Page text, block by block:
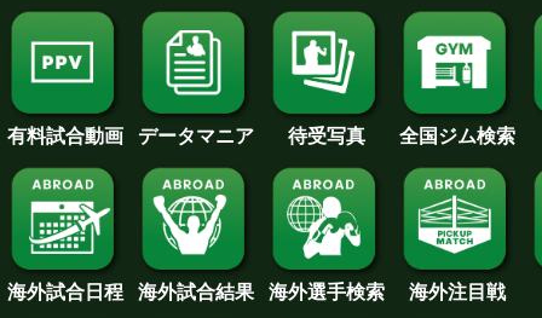
有料試合動画 データマニア 待受写真 全国ジム検索
海外試合日程 海外試合結果 海外選手検索 海外注目戦